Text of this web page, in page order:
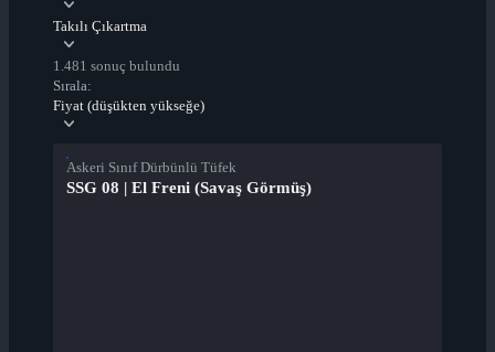
Takılı Çıkartma
1.481 sonuç bulundu
Sırala:
Fiyat (düşükten yükseğe)
Askeri Sınıf Dürbünlü Tüfek
SSG 08 | El Freni (Savaş Görmüş)